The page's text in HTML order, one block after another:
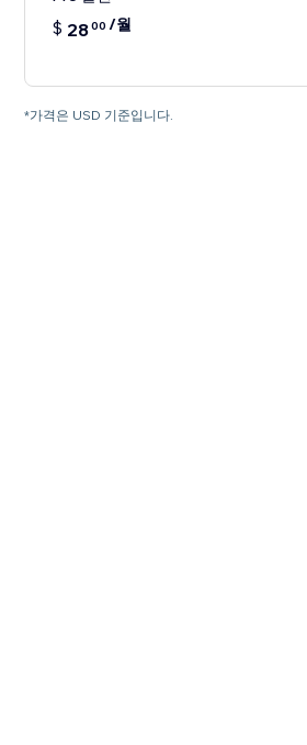
$ 2800 /월
*가격은 USD 기준입니다.